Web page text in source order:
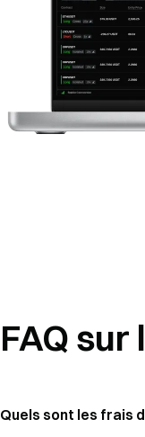
FAQ
Quels sont les frais